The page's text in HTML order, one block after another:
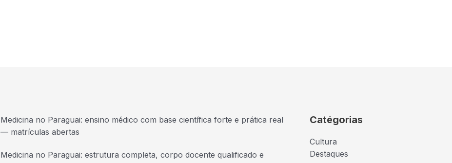
Medicina no Paraguai: ensino médico com base científica forte e prática real
— matrículas abertas
Medicina no Paraguai: estrutura completa, corpo docente qualificado e
Catégorias
Cultura
Destaques